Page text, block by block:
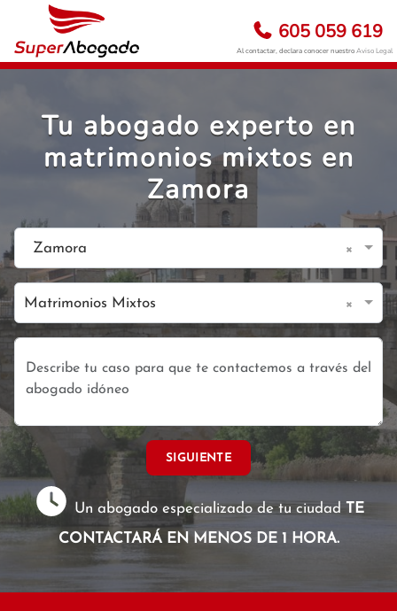
605 059 619
Al contactar, declara conocer nuestroAviso Legal
Tu abogado experto en
matrimonios mixtos en
Zamora
Zamora ×
Matrimonios Mixtos ×
SIGUIENTE
Un abogado especializado de tu ciudadTE
CONTACTARÁ EN MENOS DE 1 HORA.